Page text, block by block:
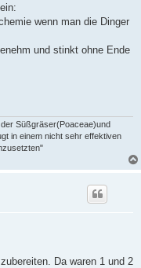
wenn man die Dinger
und stinkt ohne Ende
Süßgräser(Poaceae)und
in einem nicht sehr effektiven
Da waren 1 und 2